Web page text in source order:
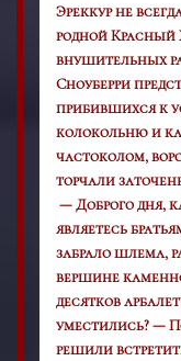
Эреккур не
родной Красный
внушительных
Сноуберри
прибившихся к
колокольню и
частоколом,
торчали
— Доброго дня,
являетесь
забрало шлема,
вершине
десятков
уместились? —
решили